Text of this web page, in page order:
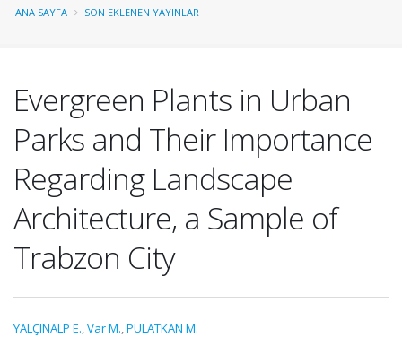
ANA SAYFA SON EKLENEN YAYINLAR
Evergreen Plants in Urban
Parks and Their Importance
Regarding Landscape
Architecture, a Sample of
Trabzon City
YALÇINALP E.,Var M.,PULATKAN M.